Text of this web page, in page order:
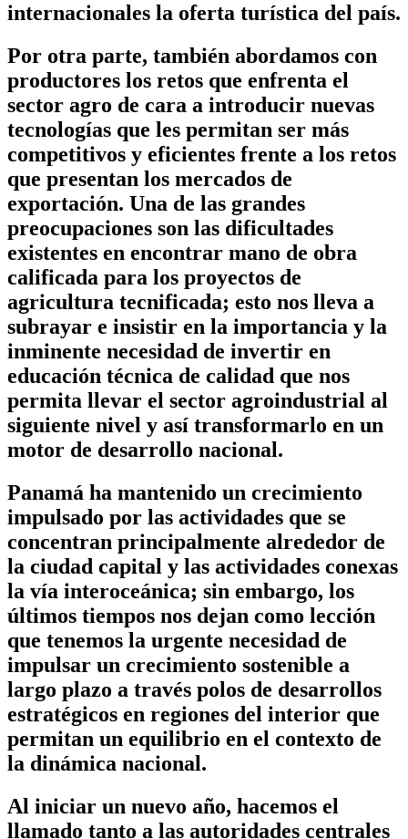
internacionales la oferta turística del país.
Por otra parte, también abordamos con
productores los retos que enfrenta el
sector agro de cara a introducir nuevas
tecnologías que les permitan ser más
competitivos y eficientes frente a los retos
que presentan los mercados de
exportación. Una de las grandes
preocupaciones son las dificultades
existentes en encontrar mano de obra
calificada para los proyectos de
agricultura tecnificada; esto nos lleva a
subrayar e insistir en la importancia y la
inminente necesidad de invertir en
educación técnica de calidad que nos
permita llevar el sector agroindustrial al
siguiente nivel y así transformarlo en un
motor de desarrollo nacional.
Panamá ha mantenido un crecimiento
impulsado por las actividades que se
concentran principalmente alrededor de
la ciudad capital y las actividades conexas
la vía interoceánica; sin embargo, los
últimos tiempos nos dejan como lección
que tenemos la urgente necesidad de
impulsar un crecimiento sostenible a
largo plazo a través polos de desarrollos
estratégicos en regiones del interior que
permitan un equilibrio en el contexto de
la dinámica nacional.
Al iniciar un nuevo año, hacemos el
llamado tanto a las autoridades centrales